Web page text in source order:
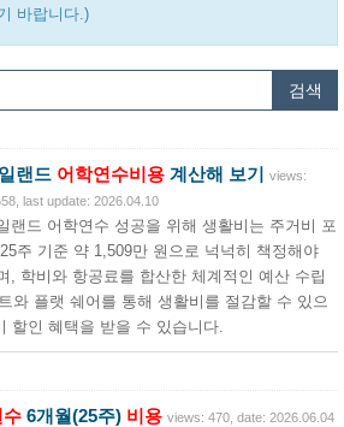
바랍니다.)
검색
랜드 어학연수비용 계산해 보기 views:
last update: 2026.04.10
랜드 어학연수 성공을 위해 생활비는 주거비 포
주 기준 약 1,509만 원으로 넉넉히 책정해야
, 학비와 항공료를 합산한 체계적인 예산 수립
와 플랫 쉐어를 통해 생활비를 절감할 수 있으
할인 혜택을 받을 수 있습니다.
수 6개월(25주) 비용 views: 470, date: 2026.06.04